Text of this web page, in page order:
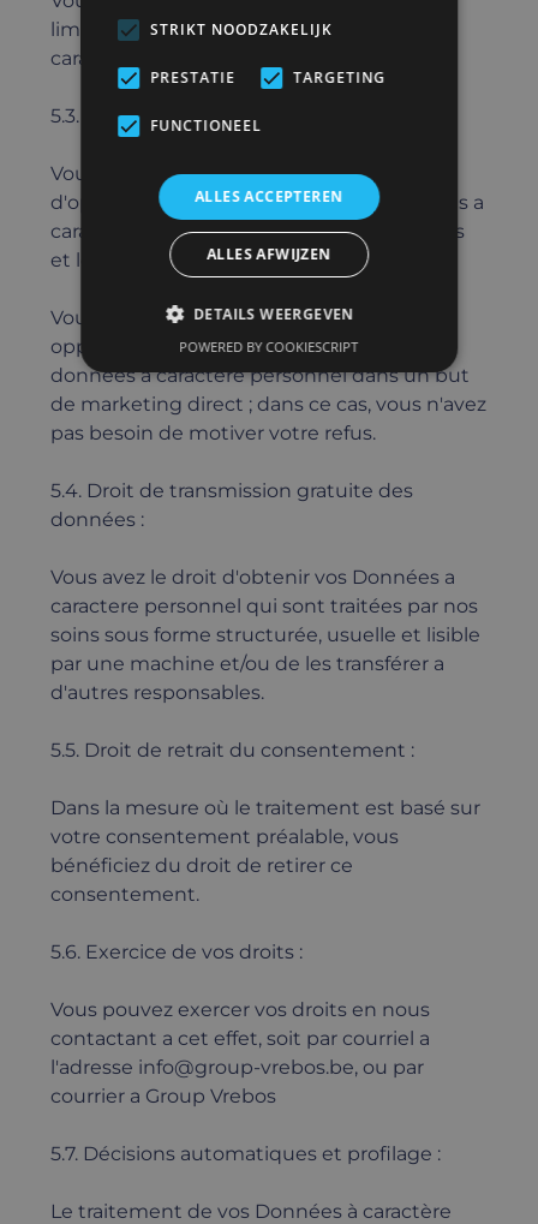
limitation du traitement de vos Données a
caractere personnel.
5.3. Droit d'opposition :
Vous bénéficiez également d'un droit
d'opposition au traitement de vos Données a
caractere personnel pour des motifs graves
et légitimes.
Vous avez également le droit de vous
opposer atout moment a l'utilisation de
données a caractere personnel dans un but
de marketing direct ; dans ce cas, vous n'avez
pas besoin de motiver votre refus.
5.4. Droit de transmission gratuite des
données :
Vous avez le droit d'obtenir vos Données a
caractere personnel qui sont traitées par nos
soins sous forme structurée, usuelle et lisible
par une machine et/ou de les transférer a
d'autres responsables.
5.5. Droit de retrait du consentement :
Dans la mesure où le traitement est basé sur
votre consentement préalable, vous
bénéficiez du droit de retirer ce
consentement.
5.6. Exercice de vos droits :
Vous pouvez exercer vos droits en nous
contactant a cet effet, soit par courriel a
l'adresse info@group-vrebos.be, ou par
courrier a Group Vrebos
5.7. Décisions automatiques et profilage :
Le traitement de vos Données à caractère
STRIKT NOODZAKELIJK
PRESTATIE TARGETING
FUNCTIONEEL
ALLES ACCEPTEREN
ALLES AFWIJZEN
DETAILS WEERGEVEN
POWERED BY COOKIESCRIPT